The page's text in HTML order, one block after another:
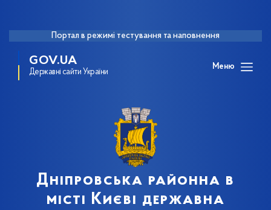
Портал в режимі тестування та наповнення
GOV.UA
Державні сайти України
Меню
Дніпровська районна в
місті Києві державна